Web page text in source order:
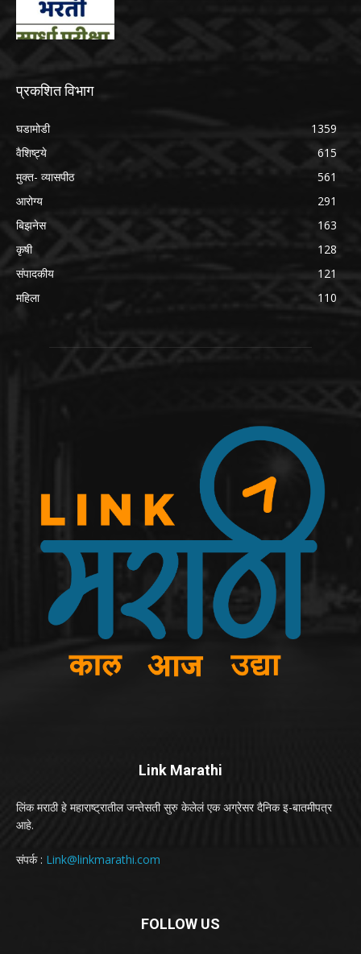
प्रकशित विभाग
घडामोडी
1359
वैशिष्ट्ये
615
मुक्त- व्यासपीठ
561
आरोग्य
291
बिझनेस
163
कृषी
128
संपादकीय
121
महिला
110
Link Marathi
लिंक मराठी हे महाराष्ट्रातील जन्तेसती सुरु केलेलं एक अग्रेसर दैनिक इ-बातमीपत्र
आहे.
संपर्क : Link@linkmarathi.com
FOLLOW US